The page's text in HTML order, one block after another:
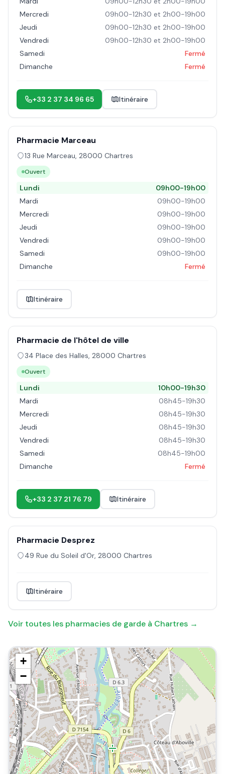
Mercredi
09h00-12h30 et 2h00-19h00
Jeudi
09h00-12h30 et 2h00-19h00
Vendredi
09h00-12h30 et 2h00-19h00
Samedi
Fermé
Dimanche
Fermé
+33 2 37 34 96 65 Itinéraire
Pharmacie Marceau
13 Rue Marceau, 28000 Chartres
Ouvert
Lundi
09h00-19h00
Mardi
09h00-19h00
Mercredi
09h00-19h00
Jeudi
09h00-19h00
Vendredi
09h00-19h00
Samedi
09h00-19h00
Dimanche
Fermé
Itinéraire
Pharmacie de l'hôtel de ville
34 Place des Halles, 28000 Chartres
Ouvert
Lundi
10h00-19h30
Mardi
08h45-19h30
Mercredi
08h45-19h30
Jeudi
08h45-19h30
Vendredi
08h45-19h30
Samedi
08h45-19h00
Dimanche
Fermé
+33 2 37 21 76 79 Itinéraire
Pharmacie Desprez
49 Rue du Soleil d'Or, 28000 Chartres
Itinéraire
Voir toutes les pharmacies de garde à Chartres →
+
−